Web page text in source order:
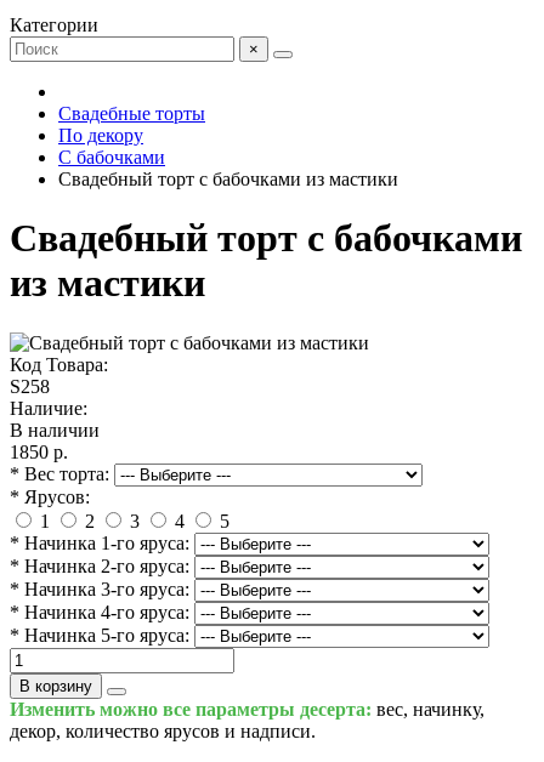
Категории
×
Свадебные торты
По декору
С бабочками
Свадебный торт с бабочками из мастики
Свадебный торт с бабочками
из мастики
Код Товара:
S258
Наличие:
В наличии
1850 р.
* Вес торта:
* Ярусов:
1
2 3 4
5
* Начинка 1-го яруса:
* Начинка 2-го яруса:
* Начинка 3-го яруса:
* Начинка 4-го яруса:
* Начинка 5-го яруса:
В корзину
Изменить можно все параметры десерта: вес, начинку,
декор, количество ярусов и надписи.